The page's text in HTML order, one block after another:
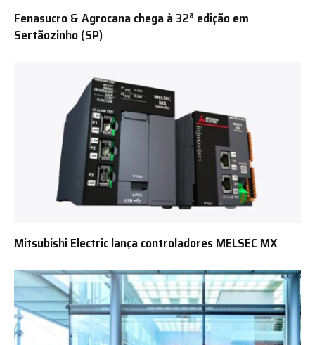
Fenasucro & Agrocana chega à 32ª edição em
Sertãozinho (SP)
Mitsubishi Electric lança controladores MELSEC MX